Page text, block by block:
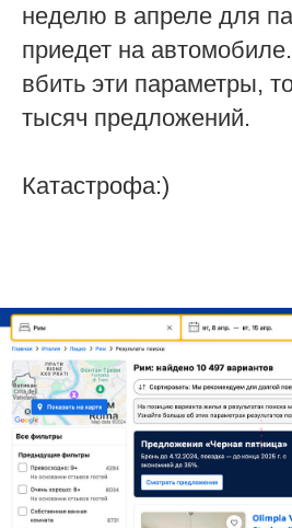
неделю в апреле для
приедет на
вбить эти параметры,
тысяч предложений.
Катастрофа:)